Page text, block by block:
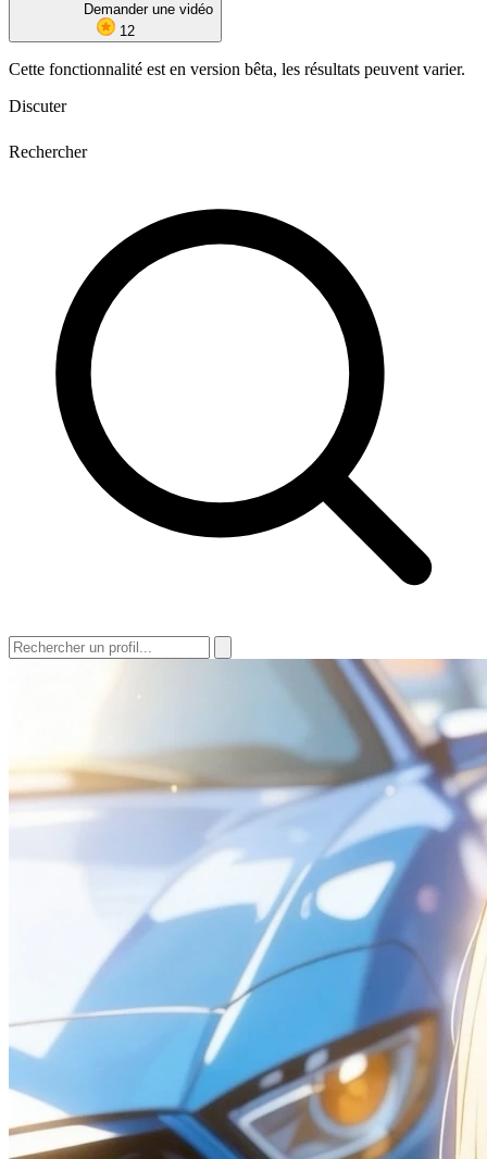
Demander une vidéo
12
Cette fonctionnalité est en version bêta, les résultats peuvent varier.
Discuter
Rechercher